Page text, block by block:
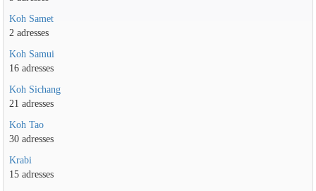
Koh Samet
2 adresses
Koh Samui
16 adresses
Koh Sichang
21 adresses
Koh Tao
30 adresses
Krabi
15 adresses